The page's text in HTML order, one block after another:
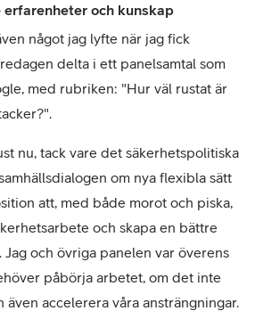
erfarenheter och kunskap
något jag lyfte när jag fick
delta i ett panelsamtal som
med rubriken: "Hur väl rustat är
nu, tack vare det säkerhetspolitiska
om nya flexibla sätt
att, med både morot och piska,
och skapa en bättre
och övriga panelen var överens
påbörja arbetet, om det inte
även accelerera våra ansträngningar.